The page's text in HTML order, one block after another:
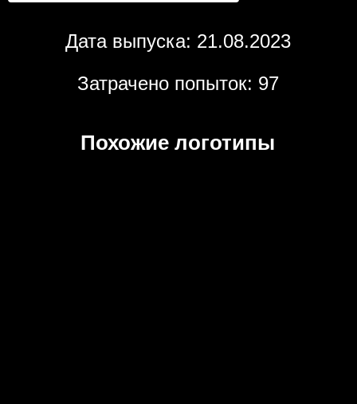
Дата выпуска: 21.08.2023
Затрачено попыток: 97
Похожие логотипы